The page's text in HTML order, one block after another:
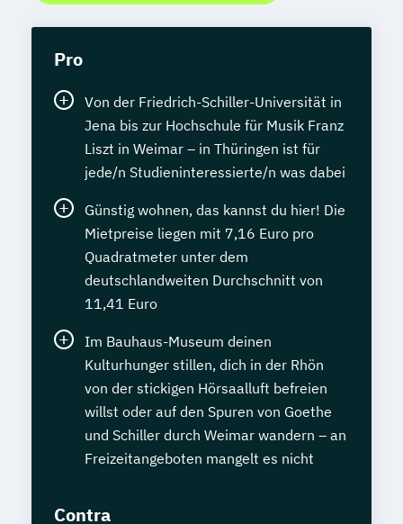
Pro
Von der Friedrich-Schiller-Universität in
Jena bis zur Hochschule für Musik Franz
Liszt in Weimar – in Thüringen ist für
jede/n Studieninteressierte/n was dabei
Günstig wohnen, das kannst du hier! Die
Mietpreise liegen mit 7,16 Euro pro
Quadratmeter unter dem
deutschlandweiten Durchschnitt von
11,41 Euro
Im Bauhaus-Museum deinen
Kulturhunger stillen, dich in der Rhön
von der stickigen Hörsaalluft befreien
willst oder auf den Spuren von Goethe
und Schiller durch Weimar wandern – an
Freizeitangeboten mangelt es nicht
Contra